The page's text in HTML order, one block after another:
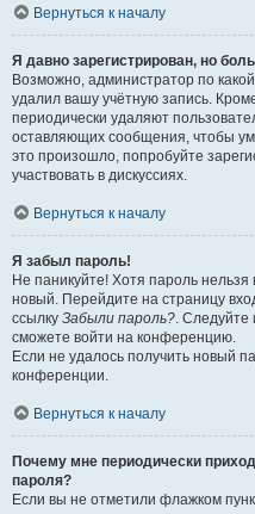
Вернуться к началу
Я давно зарегистрирован, но
Возможно, администратор по
удалил вашу учётную запись.
периодически удаляют
оставляющих сообщения, чтобы
это произошло, попробуйте
участвовать в дискуссиях.
Вернуться к началу
Я забыл пароль!
Не паникуйте! Хотя пароль нельзя
новый. Перейдите на страницу
ссылку Забыли пароль?. Следуйте
сможете войти на конференцию.
Если не удалось получить новый
конференции.
Вернуться к началу
Почему мне периодически
пароля?
Если вы не отметили флажком